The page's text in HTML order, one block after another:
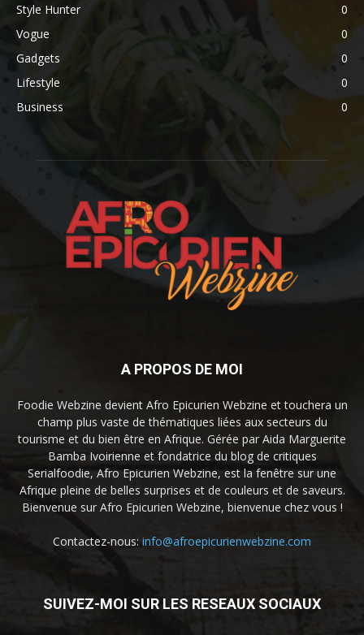
Style Hunter
0
Vogue
0
Gadgets
0
Lifestyle
0
Business
0
A PROPOS DE MOI
Foodie Webzine devient Afro Epicurien Webzine et touchera un
champ plus vaste de thématiques liées aux secteurs du
tourisme et du bien être en Afrique. Gérée par Aida Marguerite
Bamba Ivoirienne et fondatrice du blog de critiques
Serialfoodie, Afro Epicurien Webzine, est la fenêtre sur une
Afrique pleine de belles surprises et de couleurs et de saveurs.
Bienvenue sur Afro Epicurien Webzine, bienvenue chez vous !
Contactez-nous: info@afroepicurienwebzine.com
SUIVEZ-MOI SUR LES RESEAUX SOCIAUX